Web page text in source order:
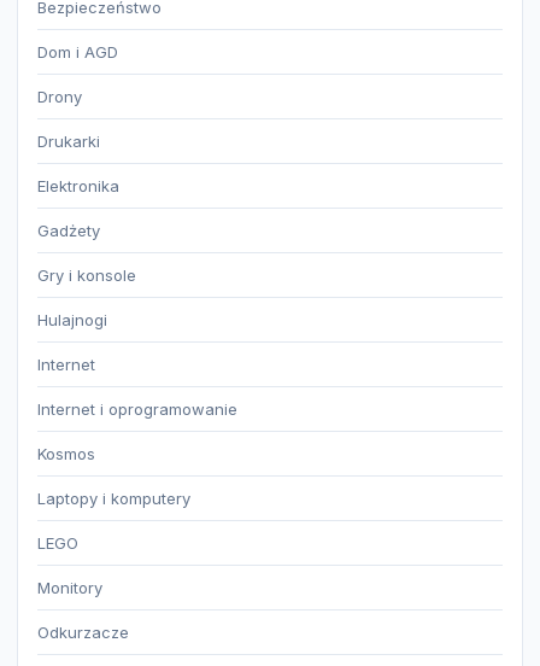
Bezpieczeństwo
Dom i AGD
Drony
Drukarki
Elektronika
Gadżety
Gry i konsole
Hulajnogi
Internet
Internet i oprogramowanie
Kosmos
Laptopy i komputery
LEGO
Monitory
Odkurzacze